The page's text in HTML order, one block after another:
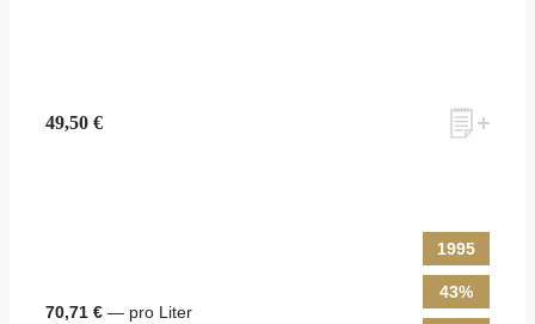
49,50 €
70,71 € — pro Liter
1995
43%